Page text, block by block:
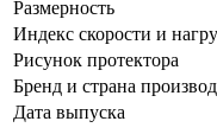
Размерность
Индекс скорости и
Рисунок протектора
Бренд и страна
Дата выпуска